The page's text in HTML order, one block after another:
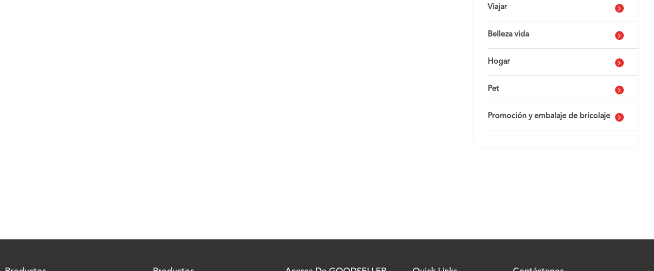
Viajar
Belleza vida
Hogar
Pet
Promoción y embalaje de bricolaje